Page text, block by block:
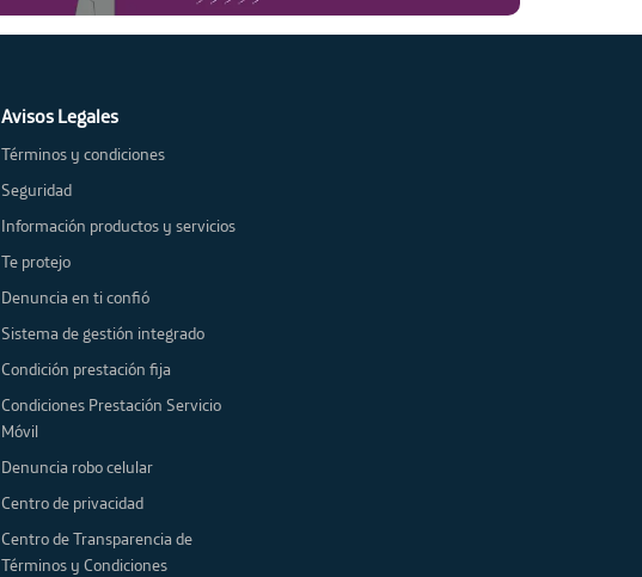
Avisos Legales
Términos y condiciones
Seguridad
Información productos y servicios
Te protejo
Denuncia en ti confió
Sistema de gestión integrado
Condición prestación fija
Condiciones Prestación Servicio
Móvil
Denuncia robo celular
Centro de privacidad
Centro de Transparencia de
Términos y Condiciones